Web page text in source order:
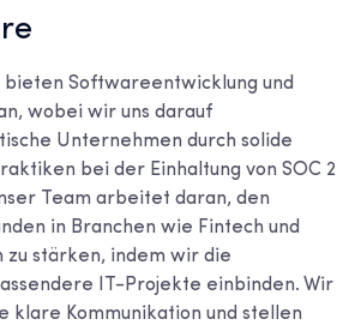
Softwareentwicklung und
wobei wir uns darauf
Unternehmen durch solide
bei der Einhaltung von SOC 2
Team arbeitet daran, den
in Branchen wie Fintech und
zu stärken, indem wir die
IT-Projekte einbinden. Wir
klare Kommunikation und stellen